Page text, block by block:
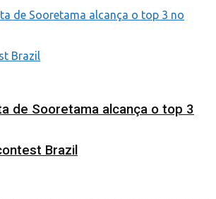
de Sooretama alcança o top 3
Brazil